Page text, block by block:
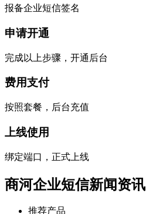
报备企业短信签名
申请开通
完成以上步骤，开通后台
费用支付
按照套餐，后台充值
上线使用
绑定端口，正式上线
商河企业短信新闻资讯
推荐产品